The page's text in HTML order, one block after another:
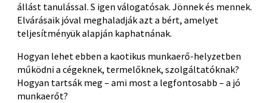
állást tanulással. S igen válogatósak. Jönnek és mennek.
Elvárásaik jóval meghaladják azt a bért, amelyet
teljesítményük alapján kaphatnának.
Hogyan lehet ebben a kaotikus munkaerő-helyzetben
működni a cégeknek, termelőknek, szolgáltatóknak?
Hogyan tartsák meg – ami most a legfontosabb – a jó
munkaerőt?